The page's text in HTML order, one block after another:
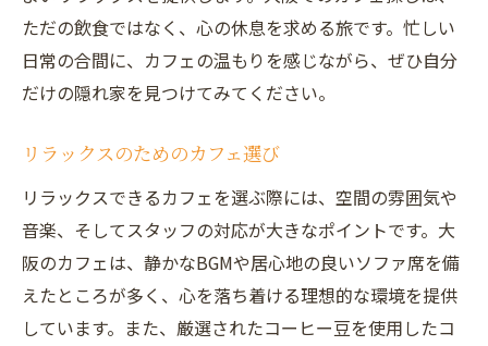
ただの飲食ではなく、心の休息を求める旅です。忙しい
日常の合間に、カフェの温もりを感じながら、ぜひ自分
だけの隠れ家を見つけてみてください。
リラックスのためのカフェ選び
リラックスできるカフェを選ぶ際には、空間の雰囲気や
音楽、そしてスタッフの対応が大きなポイントです。大
阪のカフェは、静かなBGMや居心地の良いソファ席を備
えたところが多く、心を落ち着ける理想的な環境を提供
しています。また、厳選されたコーヒー豆を使用したコ